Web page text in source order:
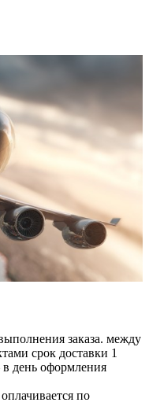
заказа. между
срок доставки 1
в день оформления
по